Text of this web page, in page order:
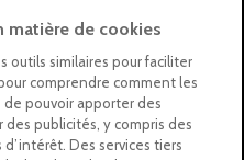
matière de cookies
outils similaires pour faciliter
comprendre comment les
pouvoir apporter des
publicités, y compris des
Des services tiers